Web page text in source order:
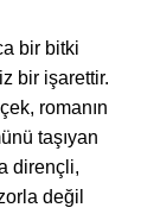
bir bitki
bir işarettir.
romanın
taşıyan
dirençli,
değil